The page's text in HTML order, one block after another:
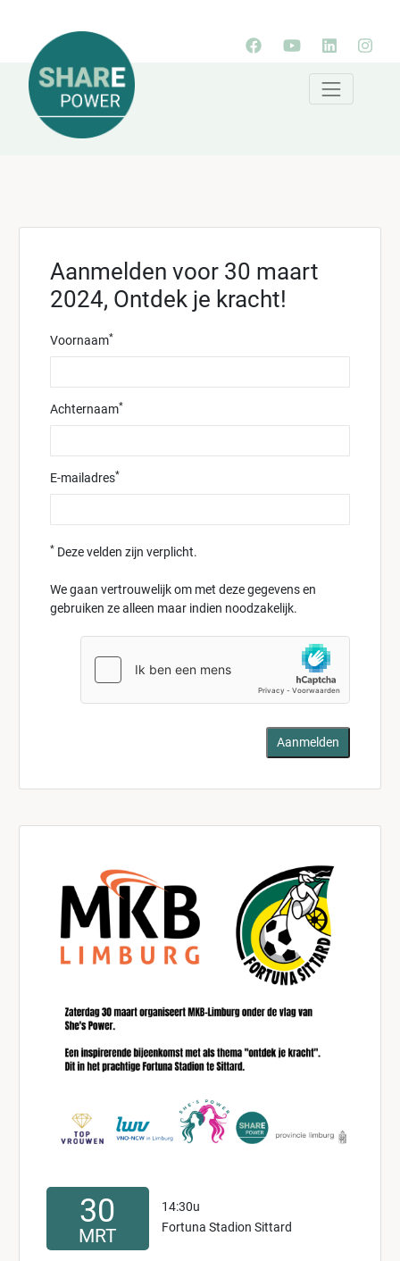
Aanmelden voor 30 maart
2024, Ontdek je kracht!
Voornaam*
Achternaam*
E-mailadres*
* Deze velden zijn verplicht.
We gaan vertrouwelijk om met deze gegevens en
gebruiken ze alleen maar indien noodzakelijk.
30
MRT
14:30u
Fortuna Stadion Sittard